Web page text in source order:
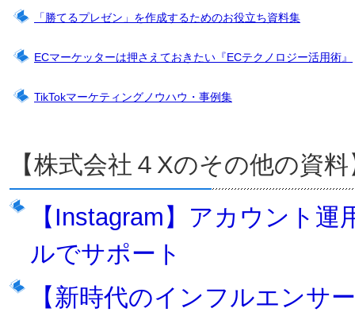
「勝てるプレゼン」を作成するためのお役立ち資料集
ECマーケッターは押さえておきたい『ECテクノロジー活用術』
TikTokマーケティングノウハウ・事例集
【株式会社４Xのその他の資料
【Instagram】アカウント
ルでサポート
【新時代のインフルエンサ